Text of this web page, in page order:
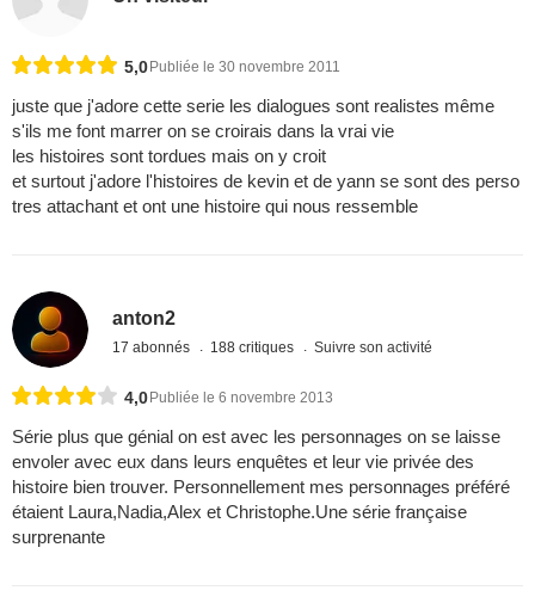
5,0Publiée le 30 novembre 2011
juste que j'adore cette serie les dialogues sont realistes même
s'ils me font marrer on se croirais dans la vrai vie
les histoires sont tordues mais on y croit
et surtout j'adore l'histoires de kevin et de yann se sont des perso
tres attachant et ont une histoire qui nous ressemble
anton2
17 abonnés 188 critiques Suivre son activité
4,0Publiée le 6 novembre 2013
Série plus que génial on est avec les personnages on se laisse
envoler avec eux dans leurs enquêtes et leur vie privée des
histoire bien trouver. Personnellement mes personnages préféré
étaient Laura,Nadia,Alex et Christophe.Une série française
surprenante